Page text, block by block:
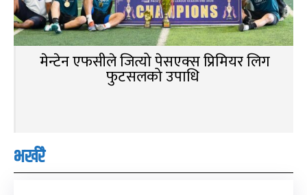
मेन्टेन एफसीले जित्यो पेसएक्स प्रिमियर लिग
फुटसलको उपाधि
भर्खरै